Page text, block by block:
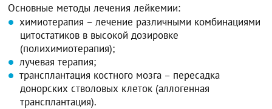
Основные методы лечения лейкемии:
химиотерапия – лечение различными комбинациями
цитостатиков в высокой дозировке
(полихимиотерапия);
лучевая терапия;
трансплантация костного мозга – пересадка
донорских стволовых клеток (аллогенная
трансплантация).